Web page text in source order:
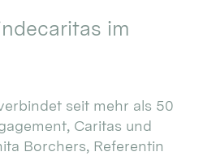
im
seit mehr als 50
Caritas und
Borchers, Referentin